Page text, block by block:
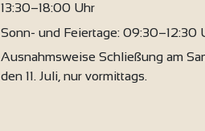
13:30–18:00 Uhr
Sonn- und Feiertage: 09:30–12:30
Ausnahmsweise Schließung am
den 11. Juli, nur vormittags.